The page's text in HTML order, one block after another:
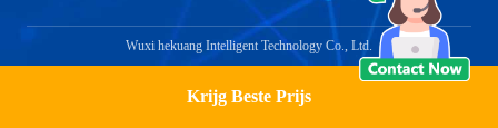
Krijg Beste Prijs
Wuxi hekuang Intelligent Technology Co., Ltd.
Vraag een offerte aan